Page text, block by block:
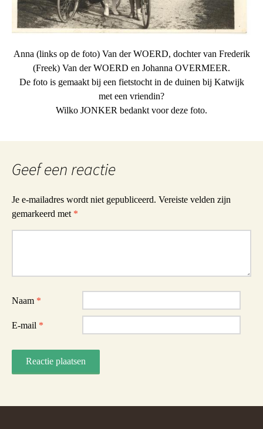
Anna (links op de foto) Van der WOERD, dochter van Frederik
(Freek) Van der WOERD en Johanna OVERMEER.
De foto is gemaakt bij een fietstocht in de duinen bij Katwijk
met een vriendin?
Wilko JONKER bedankt voor deze foto.
Geef een reactie
Je e-mailadres wordt niet gepubliceerd. Vereiste velden zijn
gemarkeerd met *
Naam *
E-mail *